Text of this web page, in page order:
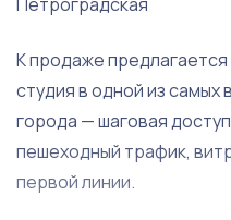
К продаже
студия в одной из
города — шаговая
пешеходный трафик,
первой линии.